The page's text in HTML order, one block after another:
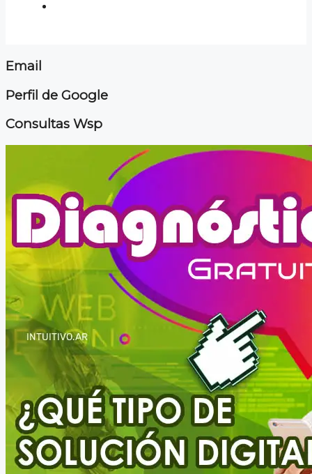
Email
Perfil de Google
Consultas Wsp